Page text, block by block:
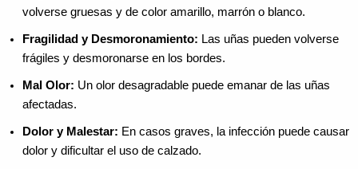
volverse gruesas y de color amarillo, marrón o blanco.
Fragilidad y Desmoronamiento: Las uñas pueden volverse
frágiles y desmoronarse en los bordes.
Mal Olor: Un olor desagradable puede emanar de las uñas
afectadas.
Dolor y Malestar: En casos graves, la infección puede causar
dolor y dificultar el uso de calzado.